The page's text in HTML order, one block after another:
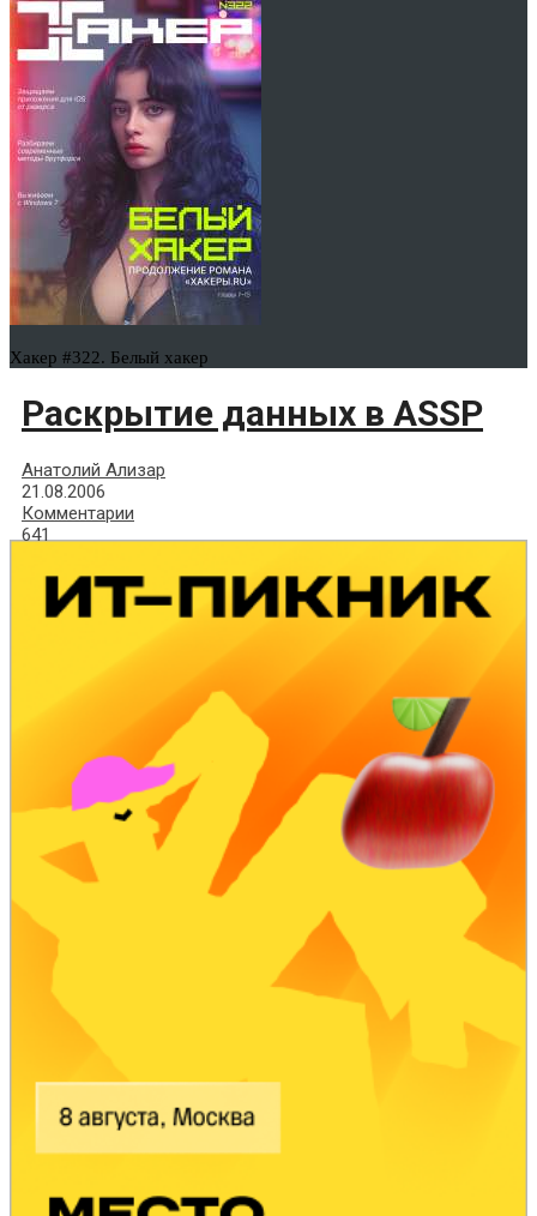
Хакер #322. Белый хакер
Раскрытие данных в ASSP
Анатолий Ализар
21.08.2006
Комментарии
641